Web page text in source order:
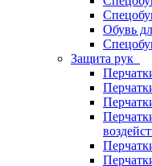
Обувь
Защита рук